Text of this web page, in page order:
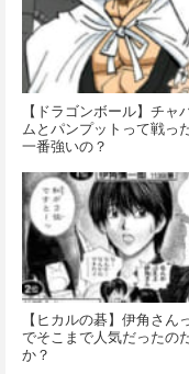
【ドラゴンボール】チャ
ムとパンプットって戦っ
一番強いの？
【ヒカルの碁】伊角さん
でそこまで人気だったの
か？